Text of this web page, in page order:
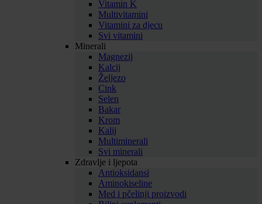
Vitamin K
Multivitamini
Vitamini za djecu
Svi vitamini
Minerali
Magnezij
Kalcij
Željezo
Cink
Selen
Bakar
Krom
Kalij
Multiminerali
Svi minerali
Zdravlje i ljepota
Antioksidansi
Aminokiseline
Med i pčelinji proizvodi